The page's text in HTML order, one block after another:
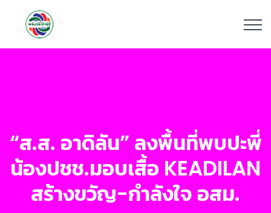
“ส.ส. อาดิลัน” ลงพื้นที่พบปะพี่
น้องปชช.มอบเสื้อ KEADILAN
สร้างขวัญ-กำลังใจ อสม.